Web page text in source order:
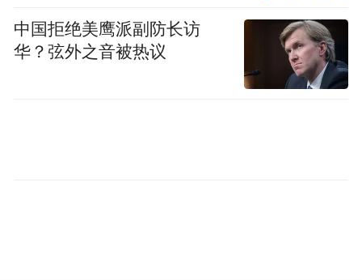
们的理工学院（ITPs）体现，集中在三个关
键领域：产教融合式培训、面向未来的培训
以及超越课程本身的能力建设。这种综合性
中国拒绝美鹰派副防长访
华？弦外之音被热议